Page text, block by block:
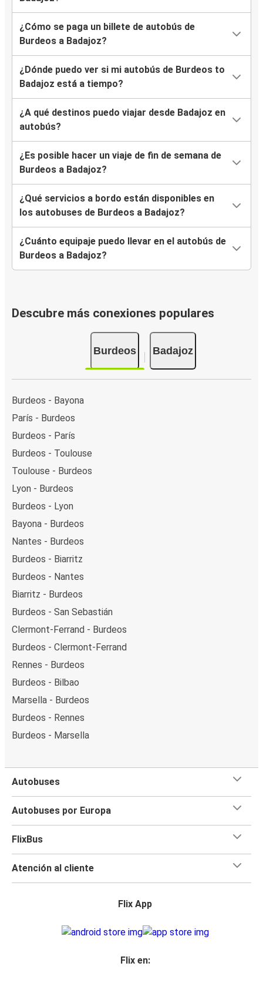
¿Cómo se paga un billete de autobús de
Burdeos a Badajoz?
¿Dónde puedo ver si mi autobús de Burdeos to
Badajoz está a tiempo?
¿A qué destinos puedo viajar desde Badajoz en
autobús?
¿Es posible hacer un viaje de fin de semana de
Burdeos a Badajoz?
¿Qué servicios a bordo están disponibles en
los autobuses de Burdeos a Badajoz?
¿Cuánto equipaje puedo llevar en el autobús de
Burdeos a Badajoz?
Descubre más conexiones populares
Burdeos Badajoz
Burdeos - Bayona
París - Burdeos
Burdeos - París
Burdeos - Toulouse
Toulouse - Burdeos
Lyon - Burdeos
Burdeos - Lyon
Bayona - Burdeos
Nantes - Burdeos
Burdeos - Biarritz
Burdeos - Nantes
Biarritz - Burdeos
Burdeos - San Sebastián
Clermont-Ferrand - Burdeos
Burdeos - Clermont-Ferrand
Rennes - Burdeos
Burdeos - Bilbao
Marsella - Burdeos
Burdeos - Rennes
Burdeos - Marsella
Autobuses
Autobuses por Europa
FlixBus
Atención al cliente
Flix App
Flix en: